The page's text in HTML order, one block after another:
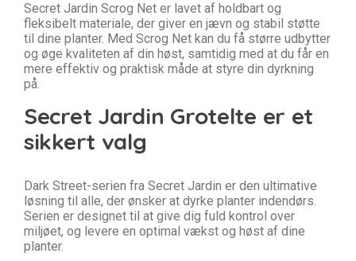
Secret Jardin Scrog Net er lavet af holdbart og
fleksibelt materiale, der giver en jævn og stabil støtte
til dine planter. Med Scrog Net kan du få større udbytter
og øge kvaliteten af din høst, samtidig med at du får en
mere effektiv og praktisk måde at styre din dyrkning
på.
Secret Jardin Grotelte er et
sikkert valg
Dark Street-serien fra Secret Jardin er den ultimative
løsning til alle, der ønsker at dyrke planter indendørs.
Serien er designet til at give dig fuld kontrol over
miljøet, og levere en optimal vækst og høst af dine
planter.